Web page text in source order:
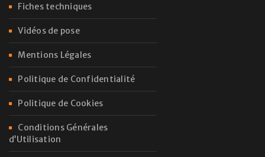
Fiches techniques
Vidéos de pose
Mentions Légales
Politique de Confidentialité
Politique de Cookies
Conditions Générales
d’Utilisation